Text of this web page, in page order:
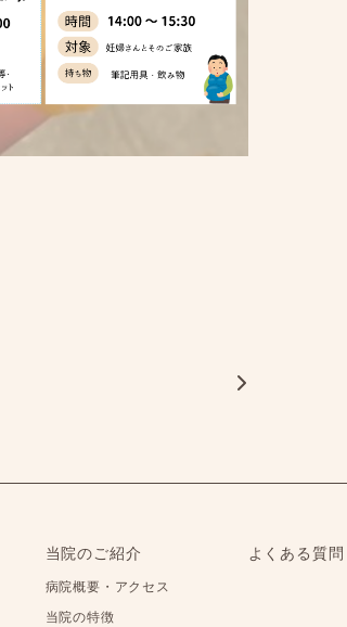
当院のご紹介
病院概要・アクセス
当院の特徴
よくある質問